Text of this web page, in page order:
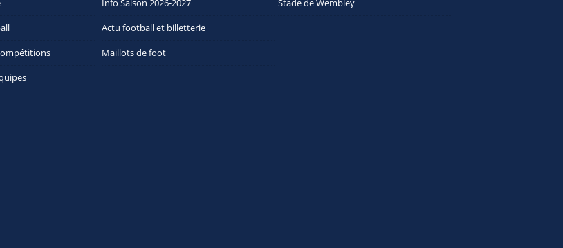
Info Saison 2026-2027
Actu football et billetterie
Maillots de foot
Stade de Wembley